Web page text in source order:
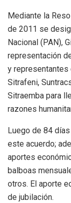
Mediante la
de 2011 se
Nacional (PAN),
representación
y representantes
Sitrafeni,
Sitraemba para
razones
Luego de 84
este acuerdo;
aportes
balboas
otros. El aporte
de jubilación.